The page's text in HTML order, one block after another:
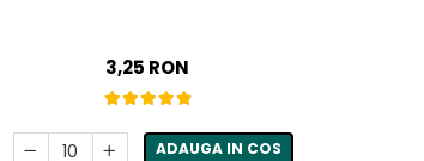
3,25 RON
ADAUGA IN COS